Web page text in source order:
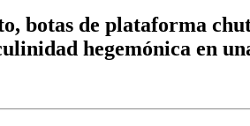
botas de plataforma
hegemónica en